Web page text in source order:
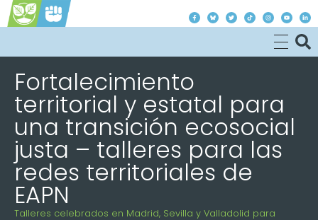
Fortalecimiento
territorial y estatal para
una transición ecosocial
justa – talleres para las
redes territoriales de
EAPN
Talleres celebrados en Madrid, Sevilla y Valladolid para